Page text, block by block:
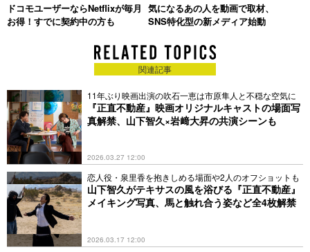
ドコモユーザーならNetflixが毎月
お得！すでに契約中の方も
気になるあの人を動画で取材、
SNS特化型の新メディア始動
関連記事
11年ぶり映画出演の吹石一恵は市原隼人と不穏な空気に
『正直不動産』映画オリジナルキャストの場面写
真解禁、山下智久×岩﨑大昇の共演シーンも
2026.03.27 12:00
恋人役・泉里香を抱きしめる場面や2人のオフショットも
山下智久がテキサスの風を浴びる『正直不動産』
メイキング写真、馬と触れ合う姿など全4枚解禁
2026.03.17 12:00